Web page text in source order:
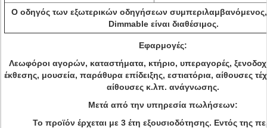
Ο οδηγός των εξωτερικών οδηγήσεων
Dimmable είναι διαθέσιμος.
Εφαρμογές:
Λεωφόροι αγορών, καταστήματα, κτήριο, υπεραγορές,
έκθεσης, μουσεία, παράθυρα επίδειξης, εστιατόρια, αίθουσες
αίθουσες κ.λπ. ανάγνωσης.
Μετά από την υπηρεσία πωλήσεων:
Το προϊόν έρχεται με 3 έτη εξουσιοδότησης. Εντός της